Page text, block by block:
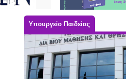
Υπουργείο Παιδείας